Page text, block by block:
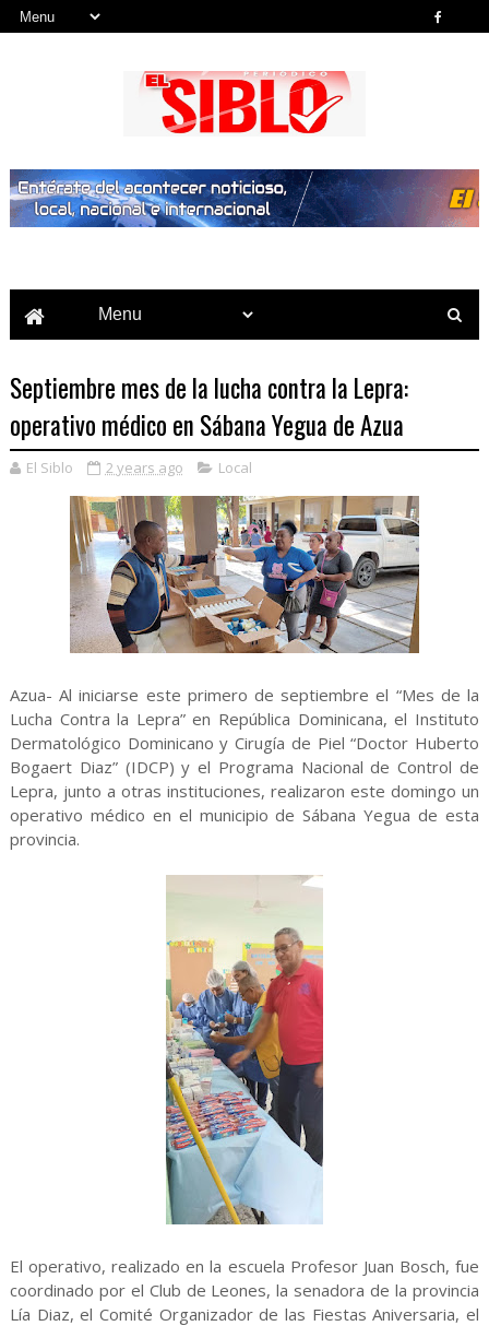
Septiembre mes de la lucha contra la Lepra:
operativo médico en Sábana Yegua de Azua
El Siblo 2 years ago Local
Azua- Al iniciarse este primero de septiembre el “Mes de la
Lucha Contra la Lepra” en República Dominicana, el Instituto
Dermatológico Dominicano y Cirugía de Piel “Doctor Huberto
Bogaert Diaz” (IDCP) y el Programa Nacional de Control de
Lepra, junto a otras instituciones, realizaron este domingo un
operativo médico en el municipio de Sábana Yegua de esta
provincia.
El operativo, realizado en la escuela Profesor Juan Bosch, fue
coordinado por el Club de Leones, la senadora de la provincia
Lía Diaz, el Comité Organizador de las Fiestas Aniversaria, el